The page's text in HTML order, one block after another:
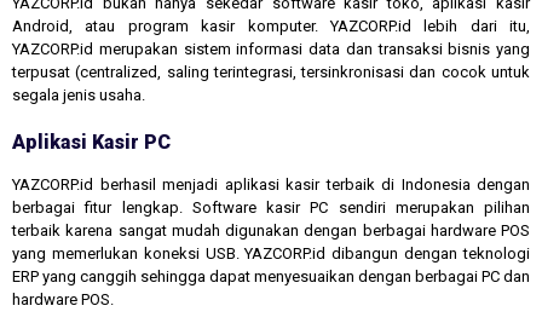
Android, atau program kasir komputer. YAZCORP.id lebih dari itu,
YAZCORP.id merupakan sistem informasi data dan transaksi bisnis yang
terpusat (centralized, saling terintegrasi, tersinkronisasi dan cocok untuk
segala jenis usaha.
Aplikasi Kasir PC
YAZCORP.id berhasil menjadi aplikasi kasir terbaik di Indonesia dengan
berbagai fitur lengkap. Software kasir PC sendiri merupakan pilihan
terbaik karena sangat mudah digunakan dengan berbagai hardware POS
yang memerlukan koneksi USB. YAZCORP.id dibangun dengan teknologi
ERP yang canggih sehingga dapat menyesuaikan dengan berbagai PC dan
hardware POS.